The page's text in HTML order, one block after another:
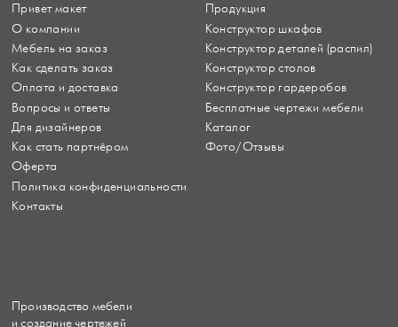
Привет макет
О компании
Мебель на заказ
Как сделать заказ
Оплата и доставка
Вопросы и ответы
Для дизайнеров
Как стать партнёром
Оферта
Политика конфиденциальности
Контакты
Продукция
Конструктор шкафов
Конструктор деталей (распил)
Конструктор столов
Конструктор гардеробов
Бесплатные чертежи мебели
Каталог
Фото/Отзывы
Производство мебели
и создание чертежей